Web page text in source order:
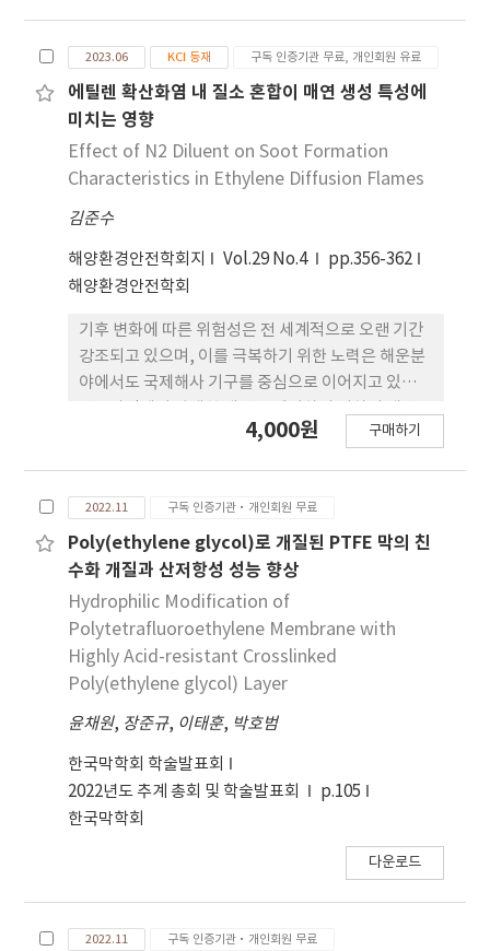
polymer composite. However, the ultimate
elongation and the Young’s modulus of the
neat EVA polymer was increased by
reinforcing with carbon fibers and its nickel
composite.
2023.06 KCI 등재 구독 인증기관 무료, 개인회원 유료
에틸렌 확산화염 내 질소 혼합이 매연 생성 특성에
미치는 영향
Effect of N2 Diluent on Soot Formation
Characteristics in Ethylene Diffusion Flames
김준수
해양환경안전학회지 Vol.29 No.4
pp.356-362
해양환경안전학회
기후 변화에 따른 위험성은 전 세계적으로 오랜 기간
강조되고 있으며, 이를 극복하기 위한 노력은 해운분
야에서도 국제해사 기구를 중심으로 이어지고 있다.
생성 특성에 관한 연구는 필수적이다. 본 연구에서는
연 생성 관련된 화학종의 상태변 화를 확인하기 위해
광소멸법과 화학반응 수치해석을 수행하였다. 연구
결과. 질소의 혼합비율이 증가함에 따라 화염온도 감
소와 매연체 적분율 감소로 이루어졌다. 매연 입자가
분포하는 구간도 감소하였으며, 30% 이상 혼합비율
이 높아지면 체적분율 감소율이 감소하였다. 매연 성
장에 관여하는 화학종들의 몰분율도 감소하였다.
HACA 반응 관련 화학종은 탄화수소 연료 비율에 따
라 영향을 받으나, 홀수탄소 경로 관련 화학종은 탄화
을 확인하였다.
4,000원 구매하기
2022.11 구독 인증기관·개인회원 무료
Poly(ethylene glycol)로 개질된 PTFE 막의 친
수화 개질과 산저항성 성능 향상
Hydrophilic Modification of
Polytetrafluoroethylene Membrane with
Highly Acid-resistant Crosslinked
Poly(ethylene glycol) Layer
윤채원, 장준규, 이태훈, 박호범
한국막학회 학술발표회
2022년도 추계 총회 및 학술발표회
p.105
한국막학회
다운로드
2022.11 구독 인증기관·개인회원 무료